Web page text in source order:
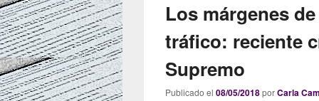
Los márgenes
tráfico: reciente
Supremo
Publicado el 08/05/2018porCarla